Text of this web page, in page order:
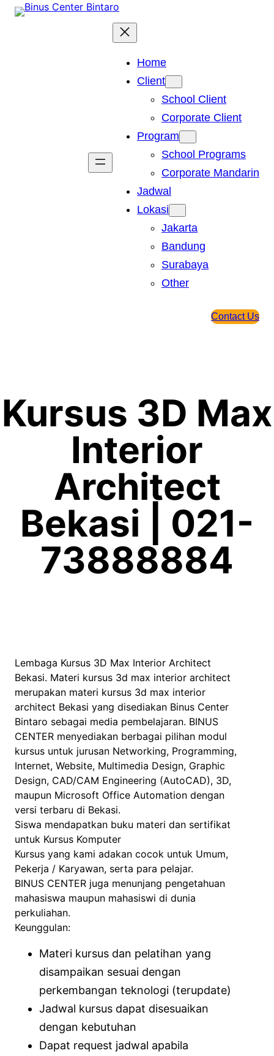
Skip
Home
Client
School Client
Corporate Client
Program
School Programs
Corporate Mandarin
Jadwal
Lokasi
Jakarta
Bandung
Surabaya
Other
Contact Us
Kursus 3D Max
Interior
Architect
Bekasi | 021-
73888884
Lembaga Kursus 3D Max Interior Architect
Bekasi. Materi kursus 3d max interior architect
merupakan materi kursus 3d max interior
architect Bekasi yang disediakan Binus Center
Bintaro sebagai media pembelajaran. BINUS
CENTER menyediakan berbagai pilihan modul
kursus untuk jurusan Networking, Programming,
Internet, Website, Multimedia Design, Graphic
Design, CAD/CAM Engineering (AutoCAD), 3D,
maupun Microsoft Office Automation dengan
versi terbaru di Bekasi.
Siswa mendapatkan buku materi dan sertifikat
untuk Kursus Komputer
Kursus yang kami adakan cocok untuk Umum,
Pekerja / Karyawan, serta para pelajar.
BINUS CENTER juga menunjang pengetahuan
mahasiswa maupun mahasiswi di dunia
perkuliahan.
Keunggulan:
Materi kursus dan pelatihan yang
disampaikan sesuai dengan
perkembangan teknologi (terupdate)
Jadwal kursus dapat disesuaikan
dengan kebutuhan
Dapat request jadwal apabila